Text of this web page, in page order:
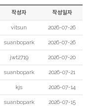
작성자 작성일자
vitsun 2026-07-26
suanbopark 2026-07-26
jwt2719 2026-07-20
suanbopark 2026-07-21
kjs 2026-07-14
suanbopark 2026-07-15